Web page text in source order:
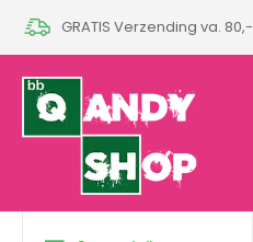
GRATIS Verzending va. 80,-